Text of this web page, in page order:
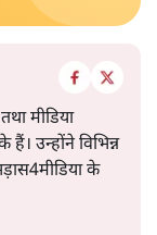
मीडिया
उन्होंने विभिन्न
के